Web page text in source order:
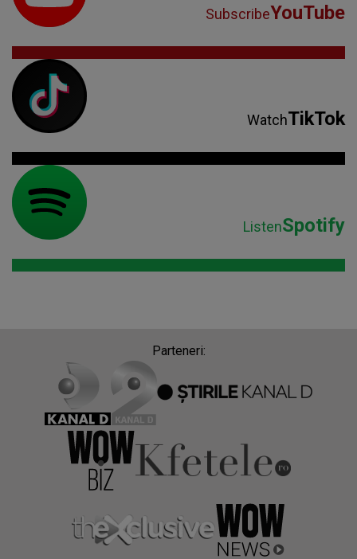
SubscribeYouTube
WatchTikTok
ListenSpotify
Parteneri: